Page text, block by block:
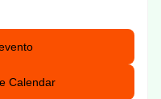
Calendar